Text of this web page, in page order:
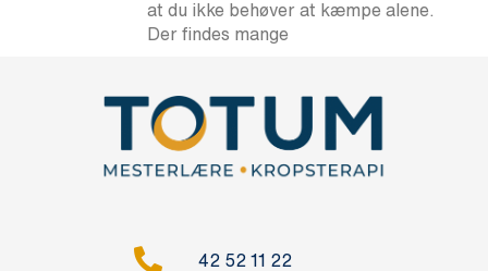
at du ikke behøver at kæmpe alene.
Der findes mange
42 52 11 22